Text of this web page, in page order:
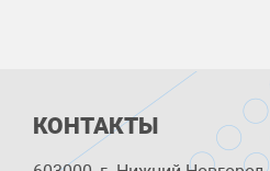
КОНТАКТЫ